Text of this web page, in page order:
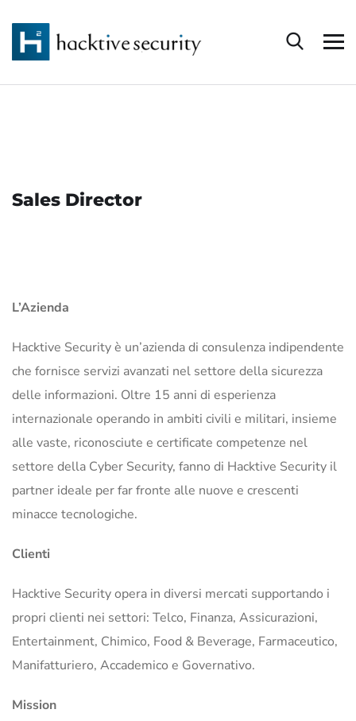
Sales Director
L’Azienda
Hacktive Security è un’azienda di consulenza indipendente
che fornisce servizi avanzati nel settore della sicurezza
delle informazioni. Oltre 15 anni di esperienza
internazionale operando in ambiti civili e militari, insieme
alle vaste, riconosciute e certificate competenze nel
settore della Cyber Security, fanno di Hacktive Security il
partner ideale per far fronte alle nuove e crescenti
minacce tecnologiche.
Clienti
Hacktive Security opera in diversi mercati supportando i
propri clienti nei settori: Telco, Finanza, Assicurazioni,
Entertainment, Chimico, Food & Beverage, Farmaceutico,
Manifatturiero, Accademico e Governativo.
Mission